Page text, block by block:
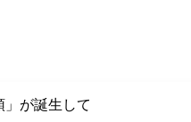
」が誕生して